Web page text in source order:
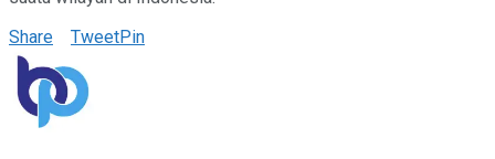
Share
TweetPin